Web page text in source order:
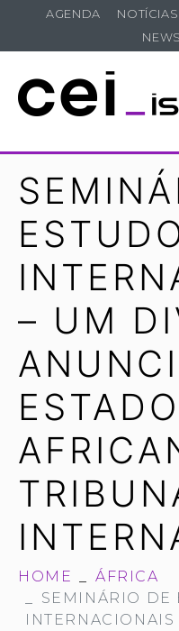
AGENDA NOTÍCIAS
– UM
HOME
ÁFRICA
SEMINÁRIO DE